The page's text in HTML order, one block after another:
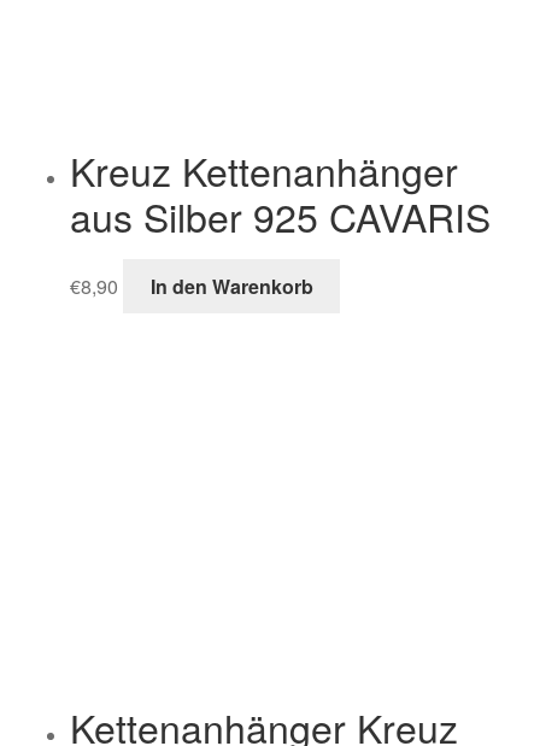
Kreuz Kettenanhänger
aus Silber 925 CAVARIS
€8,90 In den Warenkorb
Kettenanhänger Kreuz